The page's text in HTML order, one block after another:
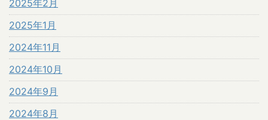
2025年2月
2025年1月
2024年11月
2024年10月
2024年9月
2024年8月